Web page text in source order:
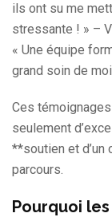
ils ont su me
stressante ! » –
« Une équipe
grand soin de
Ces
seulement
**soutien et d’un
parcours.
Pourquoi